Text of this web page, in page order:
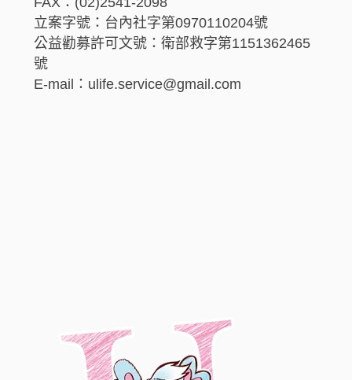
立案字號：台內社字第0970110204號
公益勸募許可文號：衛部救字第1151362465
號
E-mail：ulife.service@gmail.com